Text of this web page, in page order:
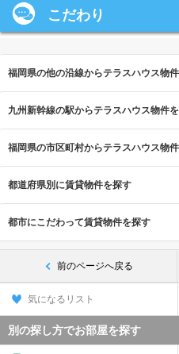
こだわり
福岡県の他の沿線からテラスハウス物
九州新幹線の駅からテラスハウス物件
福岡県の市区町村からテラスハウス物
都道府県別に賃貸物件を探す
都市にこだわって賃貸物件を探す
前のページへ戻る
気になるリスト
別の探し方でお部屋を探す